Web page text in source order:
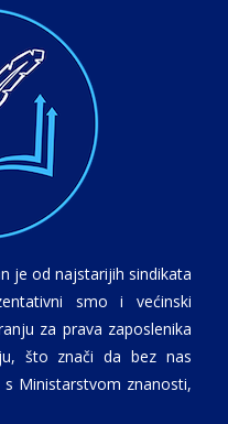
je od najstarijih sindikata
smo i većinski
za prava zaposlenika
što znači da bez nas
Ministarstvom znanosti,